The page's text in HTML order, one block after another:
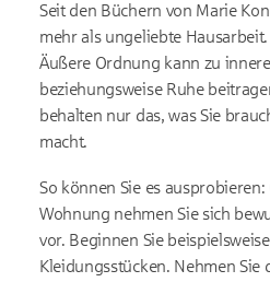
Seit den Büchern von Marie
mehr als ungeliebte
Äußere Ordnung kann zu
beziehungsweise Ruhe
behalten nur das, was Sie
macht.
So können Sie es
Wohnung nehmen Sie sich
vor. Beginnen Sie
Kleidungsstücken. Nehmen Sie